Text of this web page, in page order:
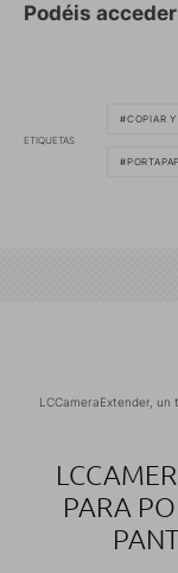
Podéis
ETIQUETAS
COPIAR
LCCameraExtender,
PARA